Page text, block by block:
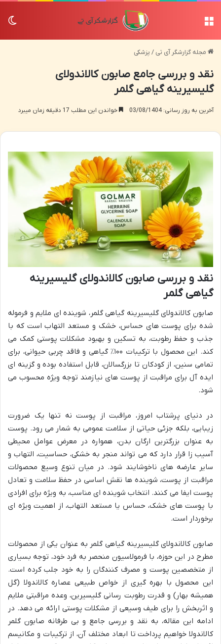
مجله گزارشگر آی تی / پزشکی
نقد و بررسی جامع صابون کالاندولای
گلیسیرینه گیاهی گلمر
آخرین به روز رسانی: 03/08/1404 خواندن این مطلب 17 دقیقه زمان میبرد
نقد و بررسی صابون کالاندولای گلیسیرینه
گیاهی گلمر
صابون کالاندولای گلیسیرینه گیاهی گلمر، شوینده ای ملایم و فرموله
شده برای پوست های حساس، خشک و مستعد التهاب است که با
جذب و حفظ رطوبت، به تسکین و بهبود مشکلات پوستی کمک می
کند. این محصول با ترکیبات ۱۰۰٪ گیاهی و فاقد چربی حیوانی، برای
تمامی سنین، از کودکان تا بزرگسالان، قابل استفاده بوده و گزینه ای
ایده آل برای مراقبت از پوست های نیازمند توجه ویژه محسوب می
شود.
در دنیای پرشتاب امروز، مراقبت از پوست نه تنها یک ضرورت
زیبایی، بلکه جزئی حیاتی از سلامت عمومی به شمار می رود. پوست
به عنوان بزرگترین ارگان بدن، همواره در معرض عوامل محیطی
آسیب زا قرار دارد که می تواند منجر به خشکی، حساسیت، التهاب و
سایر عارضه های ناخوشایند شود. در میان تنوع وسیع محصولات
مراقبت از پوست، شوینده ها نقش اساسی در حفظ سلامت و تعادل
پوست ایفا می کنند. انتخاب شوینده ای مناسب، به ویژه برای افرادی
با پوست های خشک، حساس یا مستعد التهاب، از اهمیت ویژه ای
برخوردار است.
صابون کالاندولای گلیسیرینه گیاهی گلمر به عنوان یکی از محصولات
مطرح در این حوزه، با فرمولاسیون منحصر به فرد خود، توجه بسیاری
از متخصصین پوست و مصرف کنندگان را به خود جلب کرده است.
این محصول با بهره گیری از خواص طبیعی عصاره کالاندولا (گل
همیشه بهار) و قدرت رطوبت رسانی گلیسیرین، وعده مراقبتی ملایم
و اثربخش را برای طیف وسیعی از مشکلات پوستی ارائه می دهد. در
ادامه این مقاله، به نقد و بررسی جامع و بی طرفانه صابون گلمر
کالاندولا خواهیم پرداخت تا ابعاد مختلف آن، از ترکیبات و مکانیسم